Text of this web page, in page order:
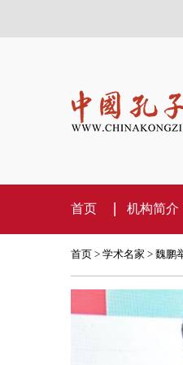
首页 机构简介
首页 > 学术名家 > 魏鹏